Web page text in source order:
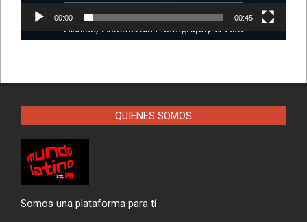
00:00 00:45
QUIENES SOMOS
Somos una plataforma para tí